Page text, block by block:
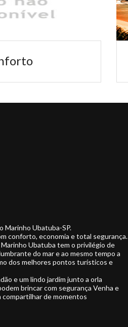
Marinho Ubatuba-SP.
conforto, economia e total segurança.
Ubatuba tem o privilégio de
do mar e ao mesmo tempo a
dos melhores pontos turísticos e
e um lindo jardim junto a orla
brincar com segurança Venha e
compartilhar de momentos